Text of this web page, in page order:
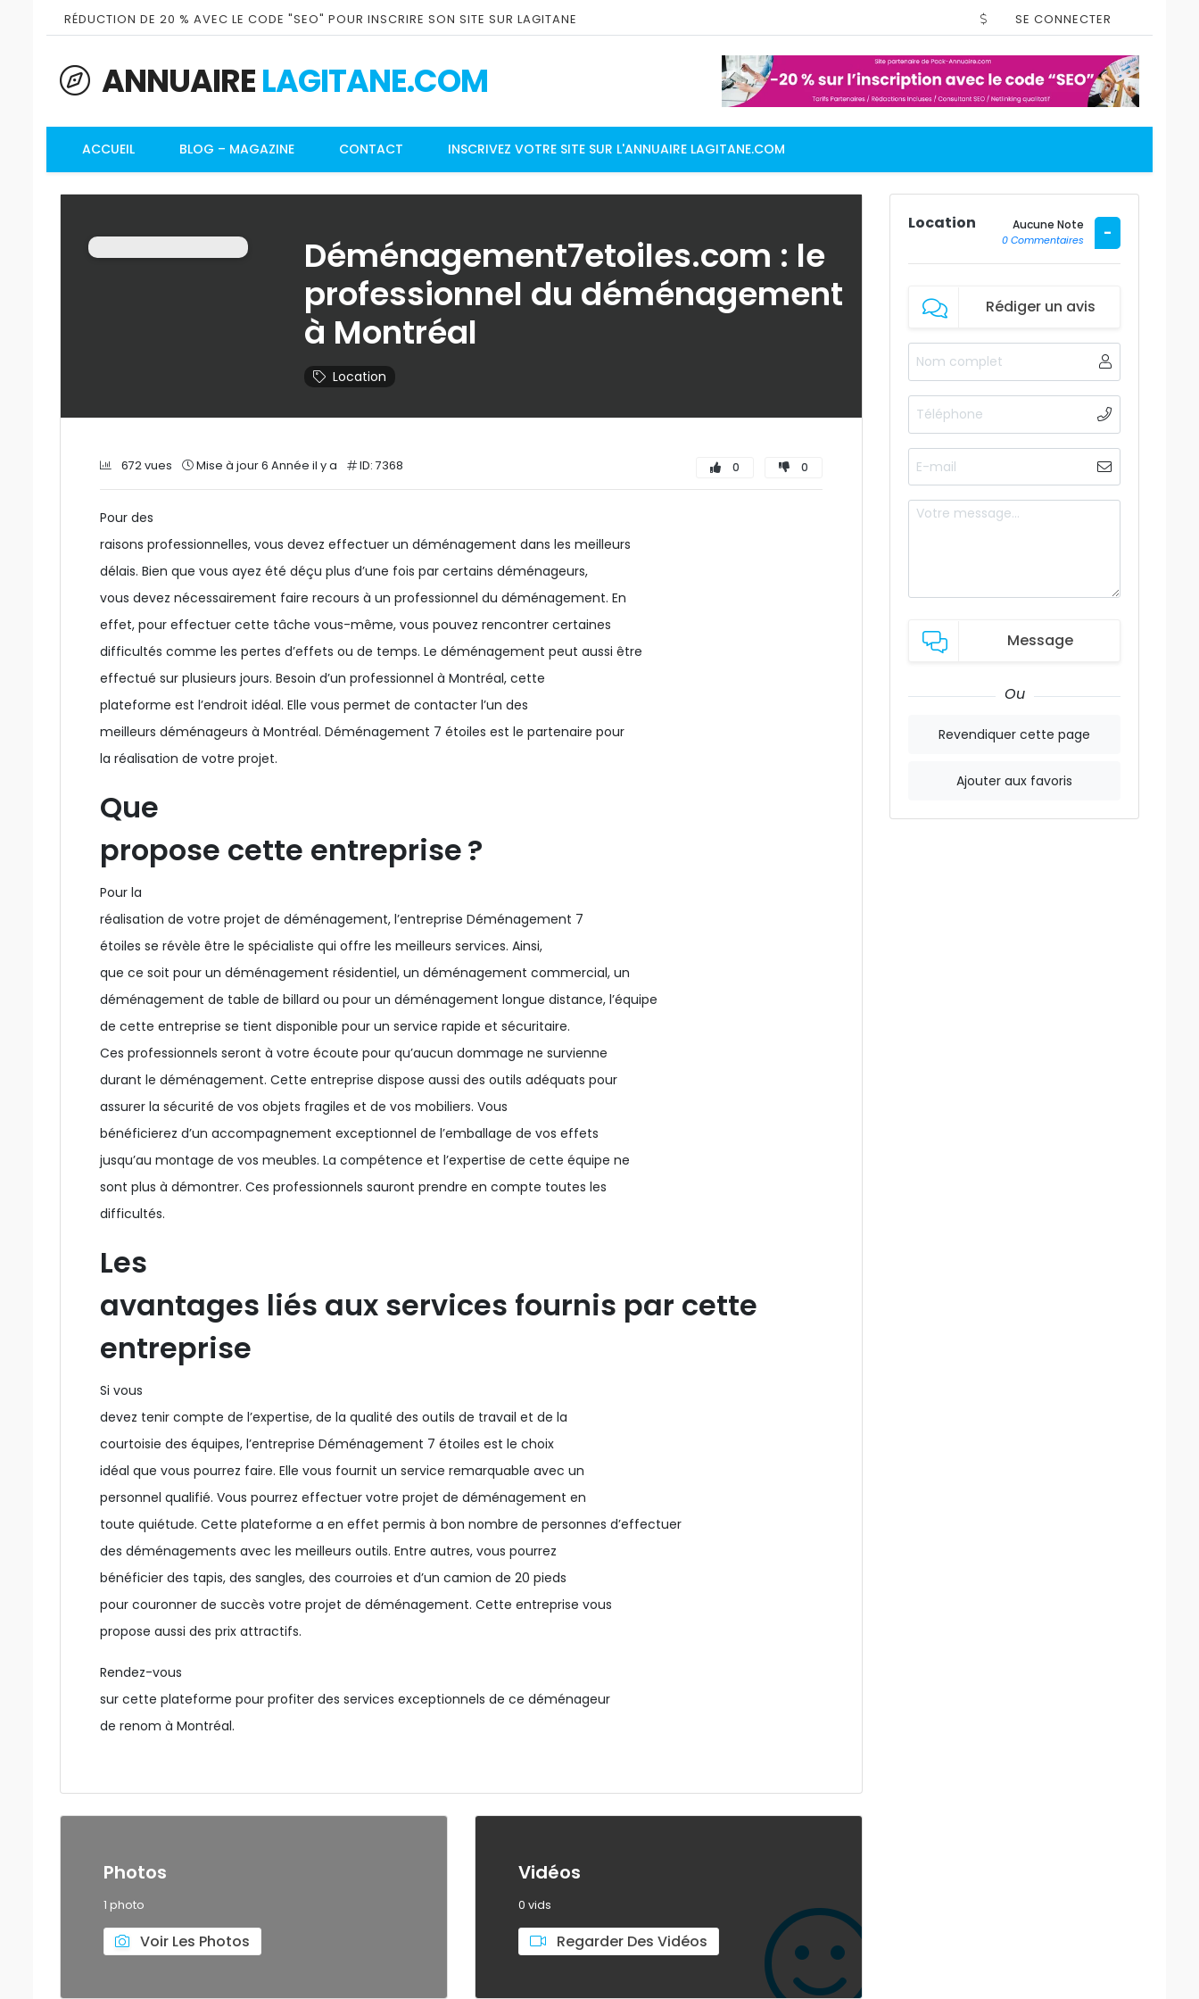
RÉDUCTION DE 20 % AVEC LE CODE "SEO" POUR INSCRIRE SON SITE SUR LAGITANE SE CONNECTER
ANNUAIRELAGITANE.COM
ACCUEIL BLOG – MAGAZINE CONTACT INSCRIVEZ VOTRE SITE SUR L'ANNUAIRE LAGITANE.COM
Déménagement7etoiles.com : le
professionnel du déménagement
à Montréal
Location
672 vues Mise à jour 6 Année il y a ID: 7368 0 0
Pour des
raisons professionnelles, vous devez effectuer un déménagement dans les meilleurs
délais. Bien que vous ayez été déçu plus d’une fois par certains déménageurs,
vous devez nécessairement faire recours à un professionnel du déménagement. En
effet, pour effectuer cette tâche vous-même, vous pouvez rencontrer certaines
difficultés comme les pertes d’effets ou de temps. Le déménagement peut aussi être
effectué sur plusieurs jours. Besoin d’un professionnel à Montréal, cette
plateforme est l’endroit idéal. Elle vous permet de contacter l’un des
meilleurs déménageurs à Montréal. Déménagement 7 étoiles est le partenaire pour
la réalisation de votre projet.
Que
propose cette entreprise ?
Pour la
réalisation de votre projet de déménagement, l’entreprise Déménagement 7
étoiles se révèle être le spécialiste qui offre les meilleurs services. Ainsi,
que ce soit pour un déménagement résidentiel, un déménagement commercial, un
déménagement de table de billard ou pour un déménagement longue distance, l’équipe
de cette entreprise se tient disponible pour un service rapide et sécuritaire.
Ces professionnels seront à votre écoute pour qu’aucun dommage ne survienne
durant le déménagement. Cette entreprise dispose aussi des outils adéquats pour
assurer la sécurité de vos objets fragiles et de vos mobiliers. Vous
bénéficierez d’un accompagnement exceptionnel de l’emballage de vos effets
jusqu’au montage de vos meubles. La compétence et l’expertise de cette équipe ne
sont plus à démontrer. Ces professionnels sauront prendre en compte toutes les
difficultés.
Les
avantages liés aux services fournis par cette
entreprise
Si vous
devez tenir compte de l’expertise, de la qualité des outils de travail et de la
courtoisie des équipes, l’entreprise Déménagement 7 étoiles est le choix
idéal que vous pourrez faire. Elle vous fournit un service remarquable avec un
personnel qualifié. Vous pourrez effectuer votre projet de déménagement en
toute quiétude. Cette plateforme a en effet permis à bon nombre de personnes d’effectuer
des déménagements avec les meilleurs outils. Entre autres, vous pourrez
bénéficier des tapis, des sangles, des courroies et d’un camion de 20 pieds
pour couronner de succès votre projet de déménagement. Cette entreprise vous
propose aussi des prix attractifs.
Rendez-vous
sur cette plateforme pour profiter des services exceptionnels de ce déménageur
de renom à Montréal.
Photos
1 photo
Voir Les Photos
Vidéos
0 vids
Regarder Des Vidéos
Location Aucune Note
0 Commentaires -
Rédiger un avis
Message
Ou
Revendiquer cette page
Ajouter aux favoris